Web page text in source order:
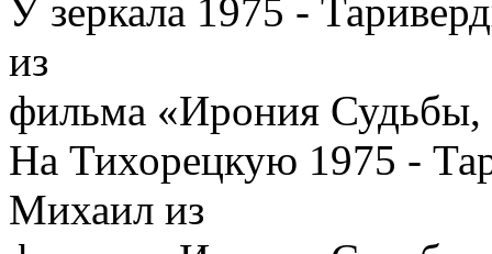
У зеркала 1975 -
из
фильма «Ирония
На Тихорецкую 1975 -
Михаил из